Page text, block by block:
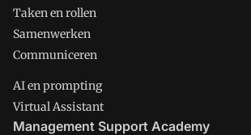
Taken en rollen
Samenwerken
Communiceren
AI en prompting
Virtual Assistant
Management Support Academy